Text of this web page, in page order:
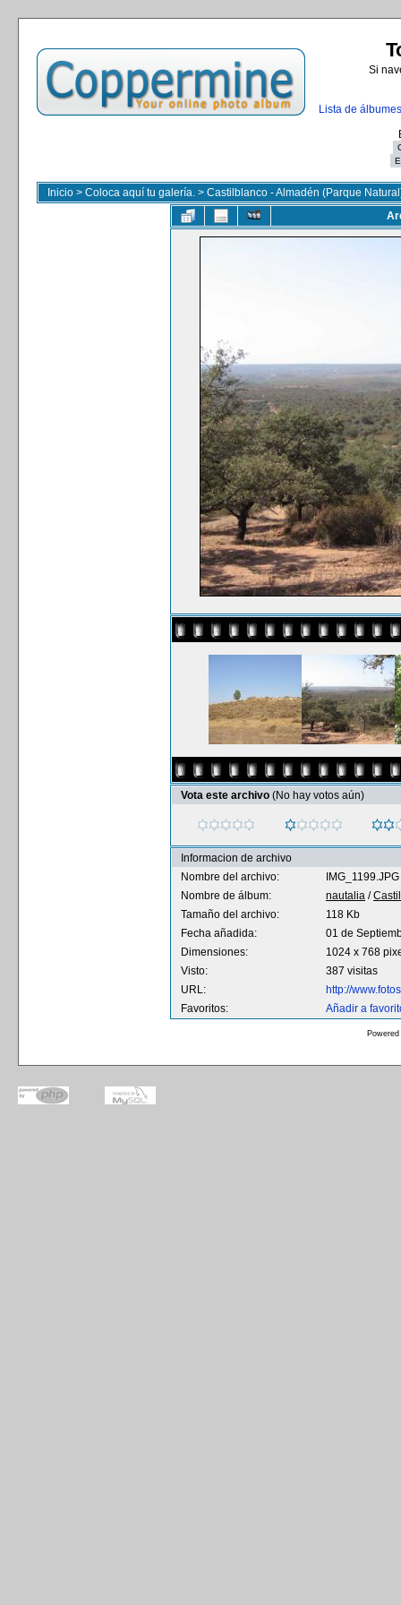
Si
Lista de álbumes
Inicio > Coloca aquí tu galería. > Castilblanco - Almadén (Parque
Vota este archivo (No hay votos aún)
Informacion de archivo
Nombre del archivo:
IMG_1199.JPG
Nombre de álbum:
nautalia /
Tamaño del archivo:
118 Kb
Fecha añadida:
01 de
Dimensiones:
1024 x 768
Visto:
387 visitas
URL:
http://
Favoritos:
Añadir a